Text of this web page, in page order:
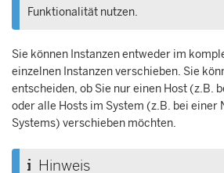
Funktionalität nutzen.
Sie können Instanzen entweder im
einzelnen Instanzen verschieben. Sie
entscheiden, ob Sie nur einen Host (z.B.
oder alle Hosts im System (z.B. bei einer
Systems) verschieben möchten.
Hinweis